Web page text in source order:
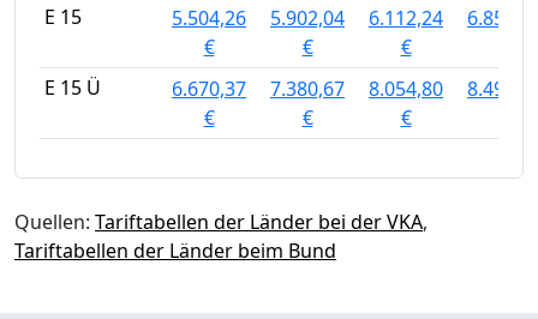
E 15
5.504,26
€
5.902,04
€
6.112,24
€
E 15 Ü
6.670,37
€
7.380,67
€
8.054,80
€
Quellen: Tariftabellen der Länder bei der VKA,
Tariftabellen der Länder beim Bund